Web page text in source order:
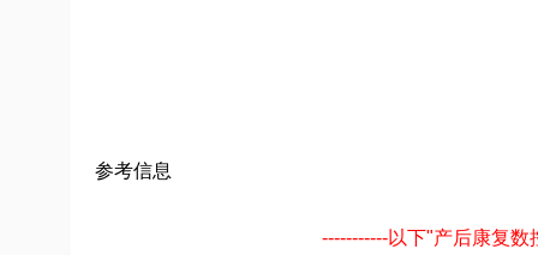
参考信息
-----------以下"产后康复